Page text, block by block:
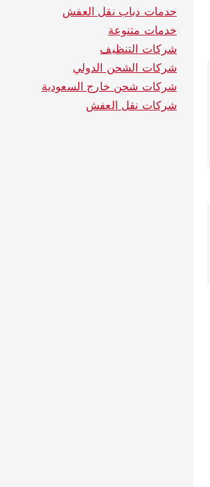
حدمات دباب نقل العفش
خدمات متنوعة
شركات التنظيف
شركات الشحن الدولي
شركات شحن خارج السعودية
شركات نقل العفش